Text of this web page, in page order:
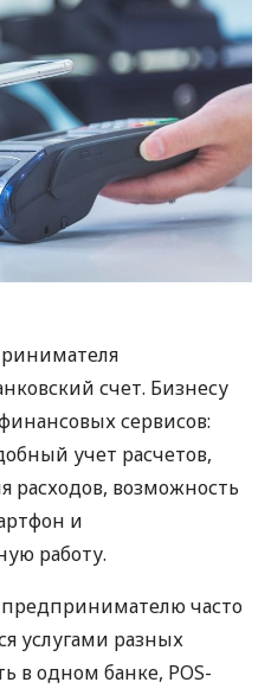
счет. Бизнесу
сервисов:
учет расчетов,
расходов, возможность
и
работу.
предпринимателю часто
услугами разных
в одном банке, POS-